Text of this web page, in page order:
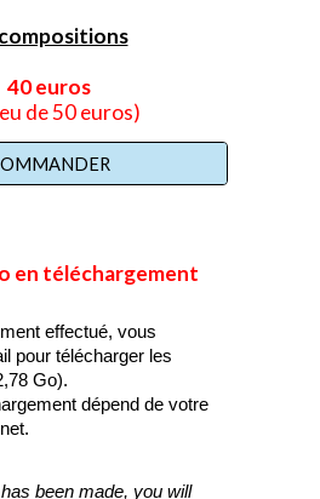
40 euros
de 50 euros)
en téléchargement
effectué, vous
pour télécharger les
Go).
dépend de votre
been made, you will